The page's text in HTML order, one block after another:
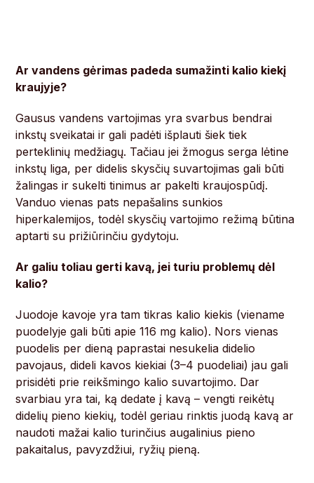
Ar vandens gėrimas padeda sumažinti kalio kiekį
kraujyje?
Gausus vandens vartojimas yra svarbus bendrai
inkstų sveikatai ir gali padėti išplauti šiek tiek
perteklinių medžiagų. Tačiau jei žmogus serga lėtine
inkstų liga, per didelis skysčių suvartojimas gali būti
žalingas ir sukelti tinimus ar pakelti kraujospūdį.
Vanduo vienas pats nepašalins sunkios
hiperkalemijos, todėl skysčių vartojimo režimą būtina
aptarti su prižiūrinčiu gydytoju.
Ar galiu toliau gerti kavą, jei turiu problemų dėl
kalio?
Juodoje kavoje yra tam tikras kalio kiekis (viename
puodelyje gali būti apie 116 mg kalio). Nors vienas
puodelis per dieną paprastai nesukelia didelio
pavojaus, dideli kavos kiekiai (3–4 puodeliai) jau gali
prisidėti prie reikšmingo kalio suvartojimo. Dar
svarbiau yra tai, ką dedate į kavą – vengti reikėtų
didelių pieno kiekių, todėl geriau rinktis juodą kavą ar
naudoti mažai kalio turinčius augalinius pieno
pakaitalus, pavyzdžiui, ryžių pieną.